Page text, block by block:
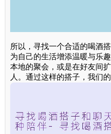
所以，寻找一个合适的喝酒
为自己的生活增添温暖与乐
本地的聚会，或是在好友间
人。通过这样的搭子，我们